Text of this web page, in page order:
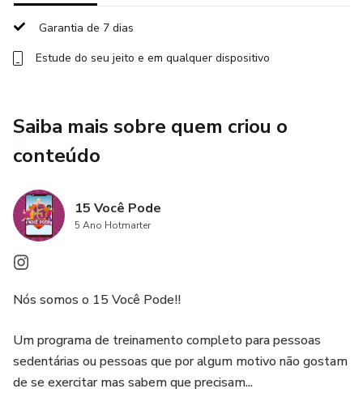
Garantia de 7 dias
Estude do seu jeito e em qualquer dispositivo
Saiba mais sobre quem criou o
conteúdo
15 Você Pode
5 Ano Hotmarter
Nós somos o 15 Você Pode!!
Um programa de treinamento completo para pessoas
sedentárias ou pessoas que por algum motivo não gostam
de se exercitar mas sabem que precisam...